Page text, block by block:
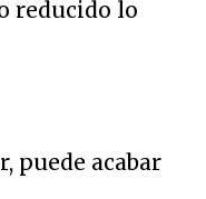
reducido lo
puede acabar